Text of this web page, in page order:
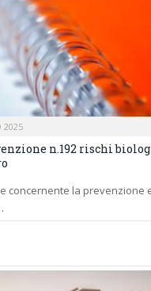
2025
n.192 rischi
concernente la prevenzione